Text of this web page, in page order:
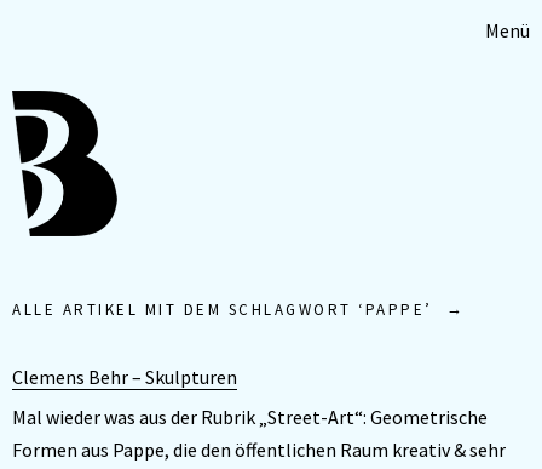
Menü
ALLE ARTIKEL MIT DEM SCHLAGWORT ‘PAPPE ’
Clemens Behr – Skulpturen
Mal wieder was aus der Rubrik „Street-Art“: Geometrische
Formen aus Pappe, die den öffentlichen Raum kreativ & sehr